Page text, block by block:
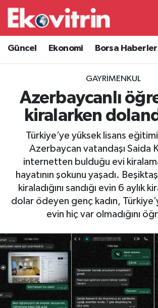
Güncel Ekonomi Borsa
GAYRIMENKUL
Azerbaycanlı
kiralarken
Türkiye’ye yüksek lisans
Azerbaycan vatandaşı Saida
internetten bulduğu evi
hayatının şokunu yaşadı.
kiraladığını sandığı evin 6 aylık
dolar ödeyen genç kadın,
evin hiç var olmadığını
Güncel
Ekonomi
Borsa Haberleri
İş Dünyası
Lojistik
Otovitrin
Asayiş
Magazin
Gayrimenkul
Spor
Hava Durumu
Trafik Durumu
Süper Lig Puan Durumu ve Fikstür
Tüm Manşetler
Son Dakika Haberleri
Haber Arşivi